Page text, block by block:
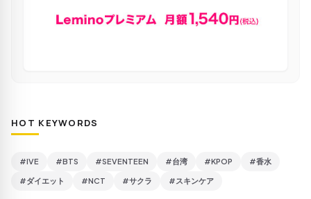
HOT KEYWORDS
#IVE #BTS #SEVENTEEN #台湾 #KPOP #香水
#ダイエット #NCT #サクラ #スキンケア